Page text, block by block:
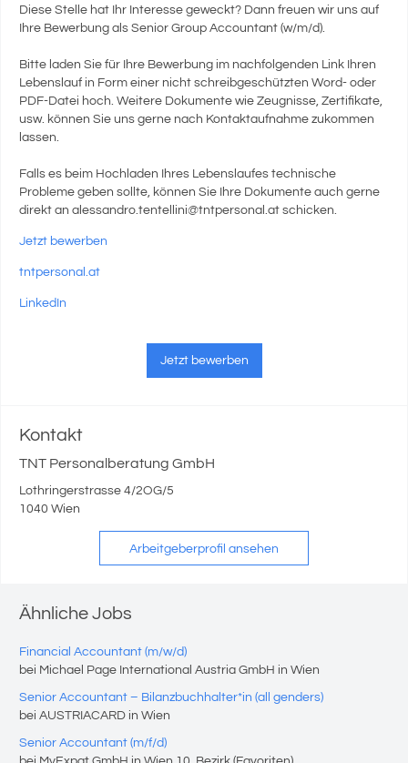
Diese Stelle hat Ihr Interesse geweckt? Dann freuen wir uns auf
Ihre Bewerbung als Senior Group Accountant (w/m/d).
Bitte laden Sie für Ihre Bewerbung im nachfolgenden Link Ihren
Lebenslauf in Form einer nicht schreibgeschützten Word- oder
PDF-Datei hoch. Weitere Dokumente wie Zeugnisse, Zertifikate,
usw. können Sie uns gerne nach Kontaktaufnahme zukommen
lassen.
Falls es beim Hochladen Ihres Lebenslaufes technische
Probleme geben sollte, können Sie Ihre Dokumente auch gerne
direkt an alessandro.tentellini@tntpersonal.at schicken.
Jetzt bewerben
tntpersonal.at
LinkedIn
Jetzt bewerben
Kontakt
TNT Personalberatung GmbH
Lothringerstrasse 4/2OG/5
1040 Wien
Arbeitgeberprofil ansehen
Ähnliche Jobs
Financial Accountant (m/w/d)
bei Michael Page International Austria GmbH in Wien
Senior Accountant – Bilanzbuchhalter*in (all genders)
bei AUSTRIACARD in Wien
Senior Accountant (m/f/d)